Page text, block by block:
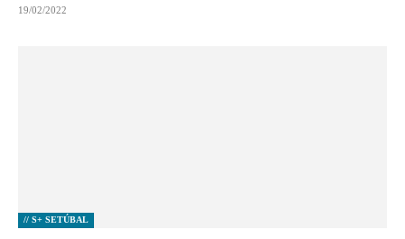
19/02/2022
// S+ SETÚBAL